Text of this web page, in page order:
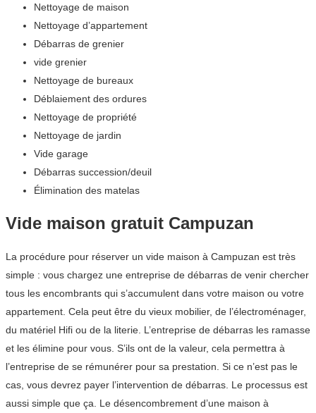
Nettoyage de maison
Nettoyage d’appartement
Débarras de grenier
vide grenier
Nettoyage de bureaux
Déblaiement des ordures
Nettoyage de propriété
Nettoyage de jardin
Vide garage
Débarras succession/deuil
Élimination des matelas
Vide maison gratuit Campuzan
La procédure pour réserver un vide maison à Campuzan est très
simple : vous chargez une entreprise de débarras de venir chercher
tous les encombrants qui s’accumulent dans votre maison ou votre
appartement. Cela peut être du vieux mobilier, de l’électroménager,
du matériel Hifi ou de la literie. L’entreprise de débarras les ramasse
et les élimine pour vous. S’ils ont de la valeur, cela permettra à
l’entreprise de se rémunérer pour sa prestation. Si ce n’est pas le
cas, vous devrez payer l’intervention de débarras. Le processus est
aussi simple que ça. Le désencombrement d’une maison à